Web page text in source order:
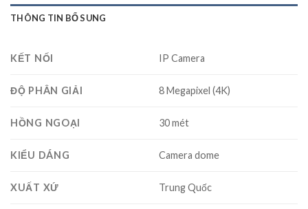
THÔNG TIN BỔ SUNG
KẾT NỐI IP Camera
ĐỘ PHÂN GIẢI 8 Megapixel (4K)
HỒNG NGOẠI 30 mét
KIỂU DÁNG Camera dome
XUẤT XỨ Trung Quốc